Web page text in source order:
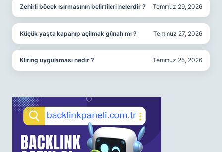
Zehirli böcek ısırmasının belirtileri nelerdir ? Temmuz 29, 2026
Küçük yaşta kapanıp açilmak günah mı ? Temmuz 27, 2026
Kliring uygulaması nedir ? Temmuz 25, 2026